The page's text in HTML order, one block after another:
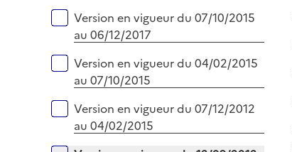
Version en vigueur du 07/10/2015
au 06/12/2017
Version en vigueur du 04/02/2015
au 07/10/2015
Version en vigueur du 07/12/2012
au 04/02/2015